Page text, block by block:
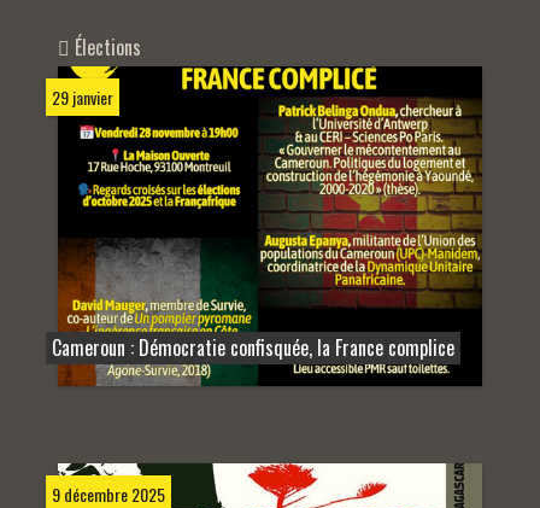
Élections
29 janvier
Cameroun : Démocratie confisquée, la France complice
9 décembre 2025